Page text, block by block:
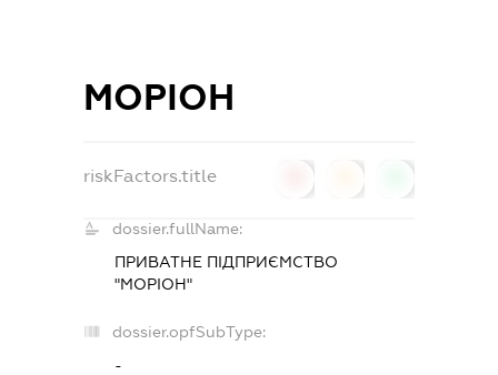
МОРІОН
riskFactors.title
dossier.fullName:
ПРИВАТНЕ ПІДПРИЄМСТВО
"МОРІОН"
dossier.opfSubType:
-